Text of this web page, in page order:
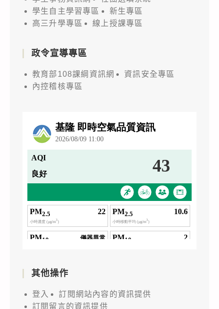
學生自主學習專區
新生專區
高三升學專區
線上授課專區
政令宣導專區
教育部108課綱資訊網
資訊安全專區
內控稽核專區
其他操作
登入
訂閱網站內容的資訊提供
訂閱留言的資訊提供